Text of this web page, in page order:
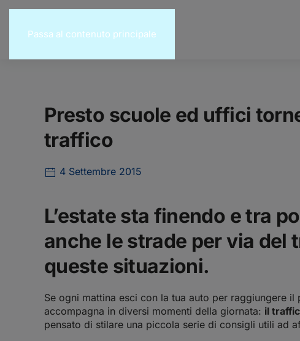
Passa al contenuto principale
Presto scuole ed uffici
traffico
4 Settembre 2015
L’estate sta finendo e tra
anche le strade per via del
queste situazioni.
Se ogni mattina esci con la tua auto per raggiungere
accompagna in diversi momenti della giornata: il
pensato di stilare una piccola serie di consigli utili ad